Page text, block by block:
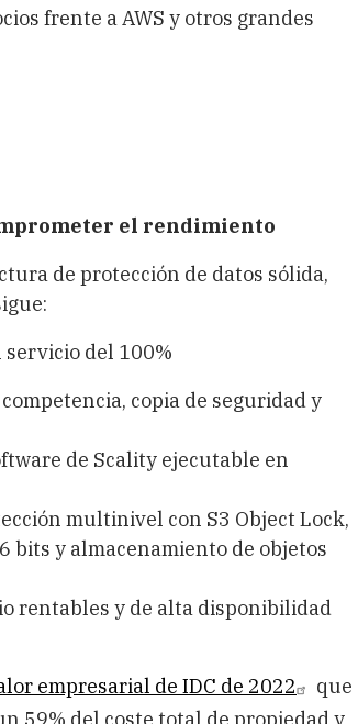
frente a AWS y otros grandes
el rendimiento
de protección de datos sólida,
del 100%
copia de seguridad y
de Scality ejecutable en
multinivel con S3 Object Lock,
bits y almacenamiento de objetos
rentables y de alta disponibilidad
empresarial de IDC de 2022
que